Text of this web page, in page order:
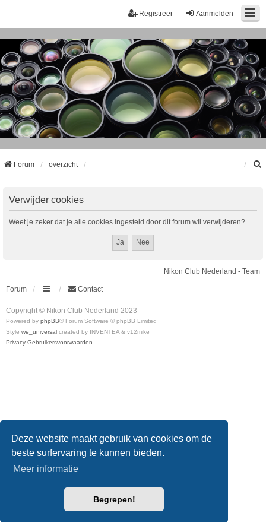
Deze website maakt gebruik van cookies om de
beste surfervaring te kunnen bieden.
Meer informatie
Begrepen!
Aanmelden
Registreer
Forum overzicht
Verwijder cookies
Weet je zeker dat je alle cookies ingesteld door dit forum wil verwijderen?
Nikon Club Nederland - Team
Forum Contact
Copyright © Nikon Club Nederland 2023
Powered by phpBB® Forum Software © phpBB Limited
Style we_universal created by INVENTEA & v12mike
Privacy Gebruikersvoorwaarden